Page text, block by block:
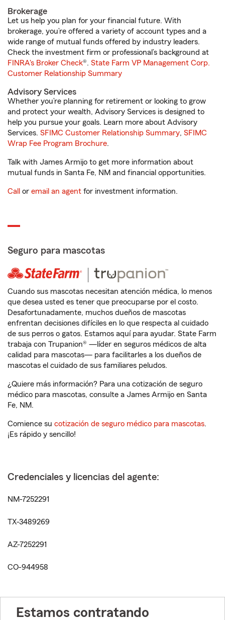
Brokerage
Let us help you plan for your financial future. With
brokerage, you’re offered a variety of account types and a
wide range of mutual funds offered by industry leaders.
Check the investment firm or professional’s background at
FINRA's Broker Check®. State Farm VP Management Corp.
Customer Relationship Summary
Advisory Services
Whether you’re planning for retirement or looking to grow
and protect your wealth, Advisory Services is designed to
help you pursue your goals. Learn more about Advisory
Services. SFIMC Customer Relationship Summary, SFIMC
Wrap Fee Program Brochure.
Talk with James Armijo to get more information about
mutual funds in Santa Fe, NM and financial opportunities.
Call or email an agent for investment information.
Seguro para mascotas
Cuando sus mascotas necesitan atención médica, lo menos
que desea usted es tener que preocuparse por el costo.
Desafortunadamente, muchos dueños de mascotas
enfrentan decisiones difíciles en lo que respecta al cuidado
de sus perros o gatos. Estamos aquí para ayudar. State Farm
trabaja con Trupanion® —líder en seguros médicos de alta
calidad para mascotas— para facilitarles a los dueños de
mascotas el cuidado de sus familiares peludos.
¿Quiere más información? Para una cotización de seguro
médico para mascotas, consulte a James Armijo en Santa
Fe, NM.
Comience su cotización de seguro médico para mascotas.
¡Es rápido y sencillo!
Credenciales y licencias del agente:
NM-7252291
TX-3489269
AZ-7252291
CO-944958
Estamos contratando